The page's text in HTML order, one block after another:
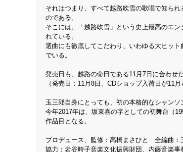
それはつまり、すべて越路吹雪の歌唱で知ら
のである。
そこには、「越路吹雪」という史上最高のエ
れている。
選曲にも徹底してこだわり、いわゆる大ヒッ
でいる。
発売日も、越路の命日である11月7日に合わせ
（発売日：11月8日、CDショップ入荷日が11月7
玉三郎自身にとっても、初の本格的なシャン
今年2017年は、坂東喜の字としての初舞台（
作品目となる。
プロデュース、監修：高橋まさひと 全編曲：
協力：岩谷時子音楽文化振興財団、内藤音楽事